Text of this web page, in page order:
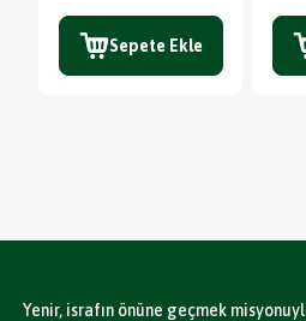
Sepete Ekle
Yenir, israfın önüne geçmek